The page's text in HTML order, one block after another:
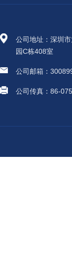
公司地址：深圳
园C栋408室
公司邮箱：
公司传真：86-